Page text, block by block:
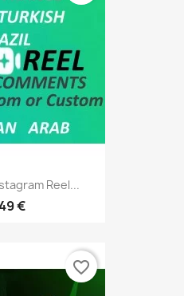
Reel...
€
favorite_border